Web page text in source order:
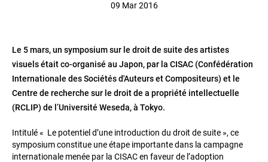
09 Mar 2016
Le 5 mars, un symposium sur le droit de suite des artistes
visuels était co-organisé au Japon, par la CISAC (Confédération
Internationale des Sociétés d'Auteurs et Compositeurs) et le
Centre de recherche sur le droit de a propriété intellectuelle
(RCLIP) de l’Université Weseda, à Tokyo.
Intitulé « Le potentiel d’une introduction du droit de suite », ce
symposium constitue une étape importante dans la campagne
internationale menée par la CISAC en faveur de l’adoption